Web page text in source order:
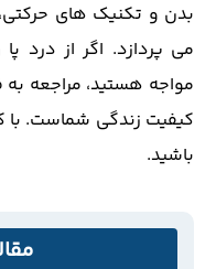
بدن و تکنیک‌ های
می ‌پردازد. اگر از درد
مواجه هستید، مراجعه
کیفیت زندگی شماست. با
باشید.